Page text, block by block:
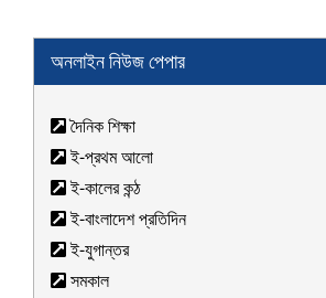
অনলাইন নিউজ পেপার
দৈনিক শিক্ষা
ই-প্রথম আলো
ই-কালের কন্ঠ
ই-বাংলাদেশ প্রতিদিন
ই-যুগান্তর
সমকাল